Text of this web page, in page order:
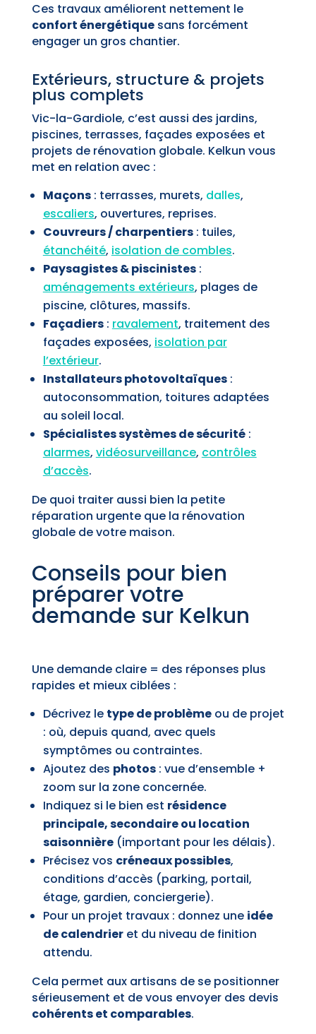
Ces travaux améliorent nettement le
confort énergétiquesans forcément
engager un gros chantier.
Extérieurs, structure & projets
plus complets
Vic-la-Gardiole, c’est aussi des jardins,
piscines, terrasses, façades exposées et
projets de rénovation globale. Kelkun vous
met en relation avec :
Maçons: terrasses, murets, dalles,
escaliers, ouvertures, reprises.
Couvreurs / charpentiers: tuiles,
étanchéité, isolation de combles.
Paysagistes & piscinistes:
aménagements extérieurs, plages de
piscine, clôtures, massifs.
Façadiers: ravalement, traitement des
façades exposées, isolation par
l’extérieur.
Installateurs photovoltaïques:
autoconsommation, toitures adaptées
au soleil local.
Spécialistes systèmes de sécurité:
alarmes, vidéosurveillance, contrôles
d’accès.
De quoi traiter aussi bien la petite
réparation urgente que la rénovation
globale de votre maison.
Conseils pour bien
préparer votre
demande sur Kelkun
Une demande claire = des réponses plus
rapides et mieux ciblées :
Décrivez le type de problèmeou de projet
: où, depuis quand, avec quels
symptômes ou contraintes.
Ajoutez des photos: vue d’ensemble +
zoom sur la zone concernée.
Indiquez si le bien est résidence
principale, secondaire ou location
saisonnière(important pour les délais).
Précisez vos créneaux possibles,
conditions d’accès (parking, portail,
étage, gardien, conciergerie).
Pour un projet travaux : donnez une idée
de calendrieret du niveau de finition
attendu.
Cela permet aux artisans de se positionner
sérieusement et de vous envoyer des devis
cohérents et comparables.